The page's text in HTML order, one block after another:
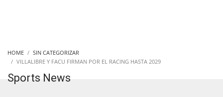
HOME
SIN CATEGORIZAR
VILLALIBRE Y FACU FIRMAN POR EL RACING HASTA 2029
Sports News